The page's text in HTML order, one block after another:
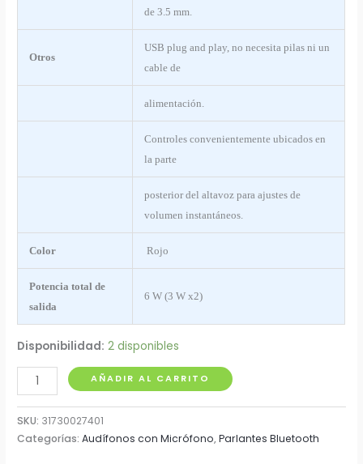
de 3.5 mm.
Otros
USB plug and play, no necesita pilas ni un
cable de
alimentación.
Controles convenientemente ubicados en
la parte
posterior del altavoz para ajustes de
volumen instantáneos.
Color Rojo
Potencia total de
salida
6 W (3 W x2)
Disponibilidad: 2 disponibles
Parlante
PC
USB
Genius
AÑADIR AL CARRITO
SKU: 31730027401
Categorías:Audífonos con Micrófono,Parlantes Bluetooth